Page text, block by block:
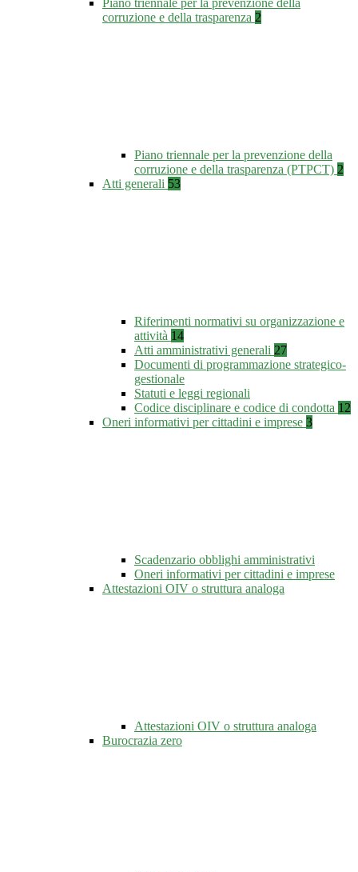
Piano triennale per la prevenzione della
corruzione e della trasparenza 2
Piano triennale per la prevenzione della
corruzione e della trasparenza (PTPCT) 2
Atti generali 53
Riferimenti normativi su organizzazione e
attività 14
Atti amministrativi generali 27
Documenti di programmazione strategico-
gestionale
Statuti e leggi regionali
Codice disciplinare e codice di condotta 12
Oneri informativi per cittadini e imprese 3
Scadenzario obblighi amministrativi
Oneri informativi per cittadini e imprese
Attestazioni OIV o struttura analoga
Attestazioni OIV o struttura analoga
Burocrazia zero